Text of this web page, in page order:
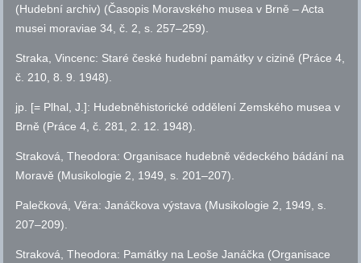
(Hudební archiv) (Časopis Moravského musea v Brně – Acta
musei moraviae 34,č. 2, s. 257–259).
Straka, Vincenc: Staré české hudební památky v cizině (Práce 4,
č. 210, 8. 9. 1948).
jp. [= Plhal, J.]: Hudebněhistorické oddělení Zemského musea v
Brně (Práce 4,č. 281, 2. 12. 1948).
Straková, Theodora: Organisace hudebně vědeckého bádání na
Moravě (Musikologie 2, 1949, s. 201–207).
Palečková, Věra: Janáčkova výstava (Musikologie 2, 1949, s.
207–209).
Straková, Theodora: Památky na Leoše Janáčka (Organisace